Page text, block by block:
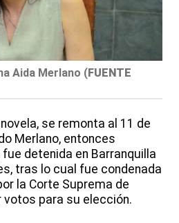
Aida Merlano (FUENTE
se remonta al 11 de
Merlano, entonces
detenida en Barranquilla
tras lo cual fue condenada
la Corte Suprema de
para su elección.